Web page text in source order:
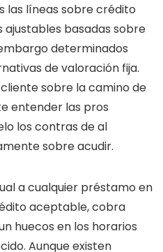
las líneas sobre crédito
basadas sobre
determinados
de valoración fija.
sobre la camino de
entender las pros
los contras de al
sobre acudir.
a cualquier préstamo en
aceptable, cobra
huecos en los horarios
Aunque existen